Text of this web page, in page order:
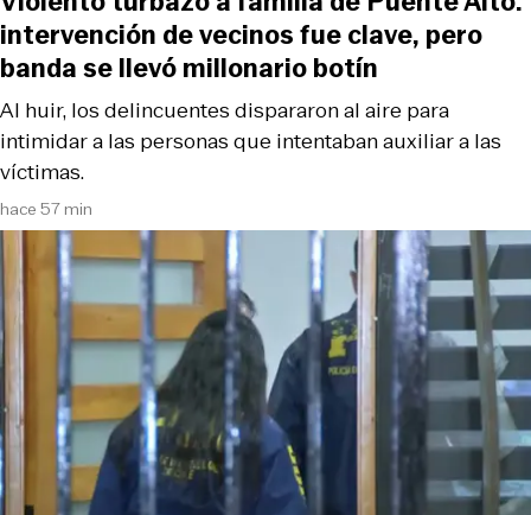
hace 57 min
Al huir, los delincuentes dispararon al aire para
intimidar a las personas que intentaban auxiliar a las
víctimas.
intervención de vecinos fue clave, pero
banda se llevó millonario botín